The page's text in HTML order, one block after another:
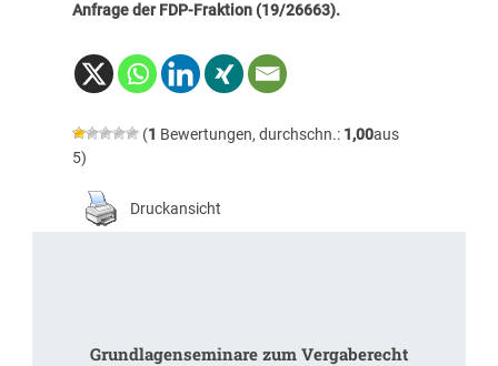
Anfrage der FDP-Fraktion (19/26663).
(1 Bewertungen, durchschn.: 1,00aus
5)
Druckansicht
Grundlagenseminare zum Vergaberecht